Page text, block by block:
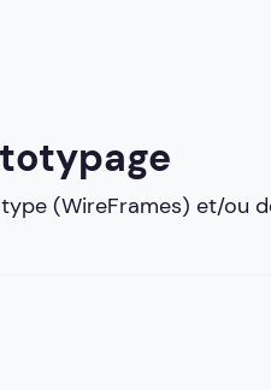
(WireFrames) et/ou